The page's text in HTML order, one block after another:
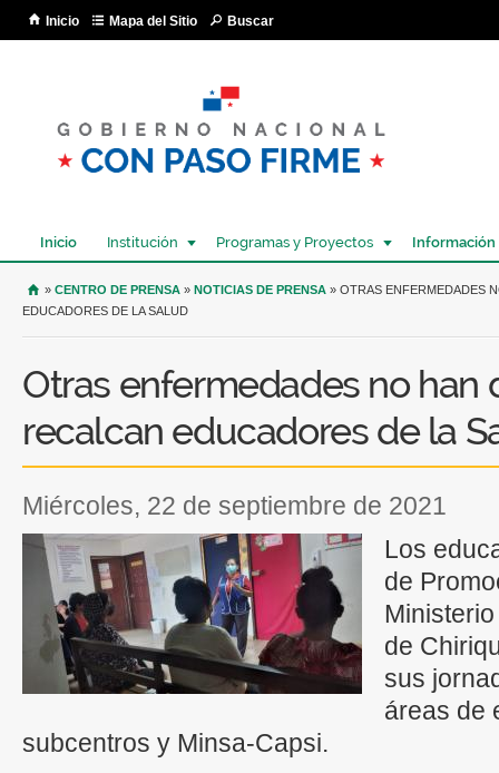
Inicio Mapa del Sitio Buscar
Inicio Institución Programas y Proyectos Información
USTED SE ENCUENTRA AQUÍ
» CENTRO DE PRENSA » NOTICIAS DE PRENSA » OTRAS ENFERMEDADES
EDUCADORES DE LA SALUD
Otras enfermedades no han
recalcan educadores de la
miércoles, 22 de septiembre de 2021
Los
de
de
sus
áreas de
subcentros y Minsa-Capsi.